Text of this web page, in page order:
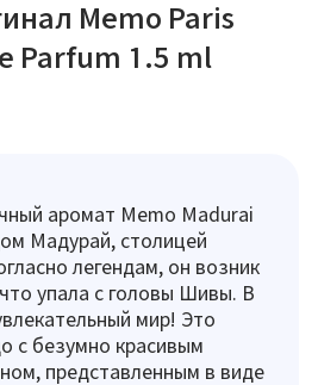
Memo Paris
Parfum 1.5 ml
аромат Memo Madurai
Мадурай, столицей
легендам, он возник
упала с головы Шивы. В
мир! Это
с безумно красивым
представленным в виде